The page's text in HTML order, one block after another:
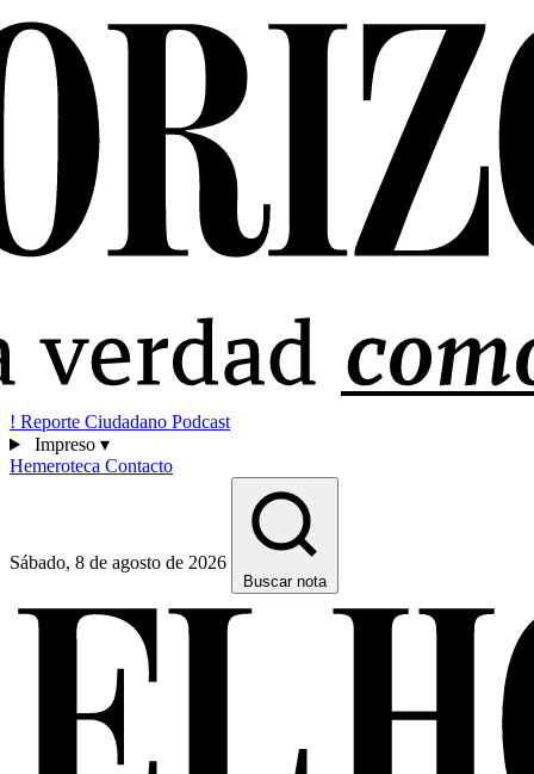
! Reporte Ciudadano Podcast
Impreso ▾
Hemeroteca Contacto
Sábado, 8 de agosto de 2026
Buscar nota